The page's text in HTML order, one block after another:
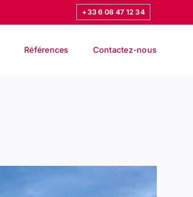
+33 6 08 47 12 34
Références Contactez-nous